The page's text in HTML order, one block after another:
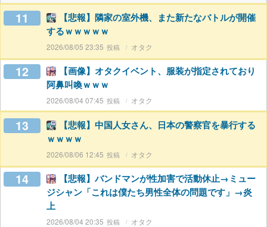
11
【悲報】隣家の室外機、また新たなバトルが開催
するｗｗｗｗｗ
2026/08/05 23:35 オタク
12
【画像】オタクイベント、服装が指定されており
阿鼻叫喚ｗｗｗ
2026/08/04 07:45 オタク
13
【悲報】中国人女さん、日本の警察官を暴行する
ｗｗｗｗ
2026/08/06 12:45 オタク
14
【悲報】バンドマンが性加害で活動休止→ミュー
ジシャン「これは僕たち男性全体の問題です」→炎
上
2026/08/04 20:35 オタク